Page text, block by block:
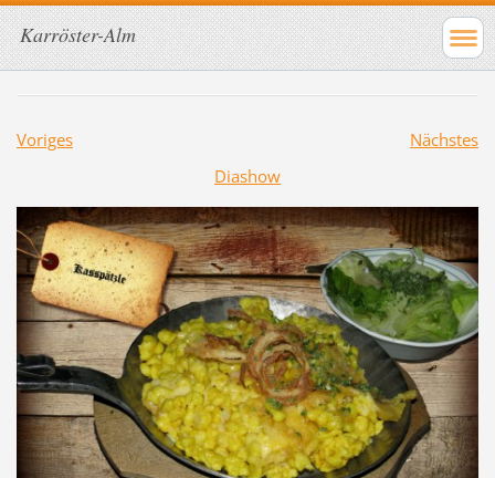
Karröster-Alm
Voriges
Nächstes
Diashow